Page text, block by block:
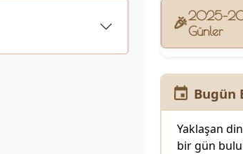
🎉Günler
Bugün
Yaklaşan
bir gün